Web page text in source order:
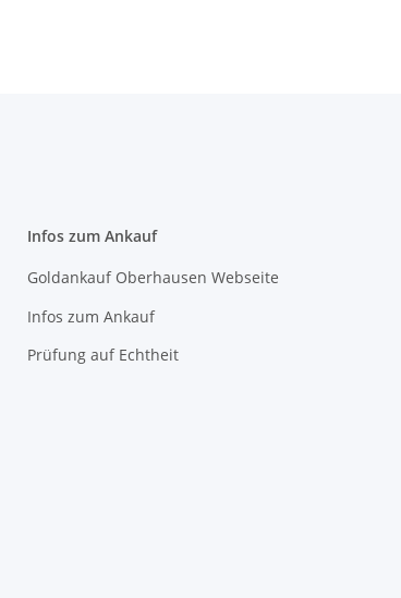
Infos zum Ankauf
Goldankauf Oberhausen Webseite
Infos zum Ankauf
Prüfung auf Echtheit